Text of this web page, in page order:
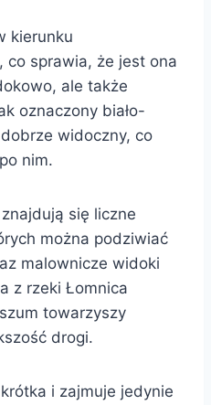
kierunku
co sprawia, że jest ona
ale także
oznaczony biało-
widoczny, co
nim.
znajdują się liczne
można podziwiać
malownicze widoki
z rzeki Łomnica
towarzyszy
drogi.
i zajmuje jedynie